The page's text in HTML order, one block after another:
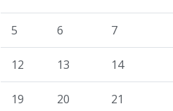
5 6 7
12 13 14
19 20 21